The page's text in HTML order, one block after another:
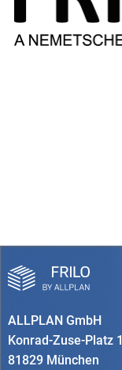
ALLPLAN GmbH
Konrad-Zuse-Platz 1
81829 München